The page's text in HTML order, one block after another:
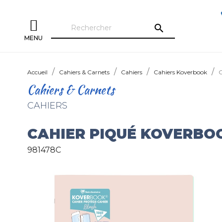
MENU
search
Accueil Cahiers & Carnets Cahiers Cahiers Koverbook
Cahiers & Carnets
CAHIERS
CAHIER PIQUÉ
981478C